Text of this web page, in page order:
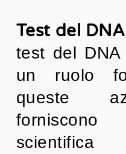
Test del
test del DNA
un ruolo
queste